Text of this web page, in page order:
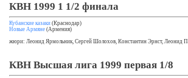
КВН 1999 1 1/2 финала
Кубанские казаки (Краснодар)
Новые Армяне (Армения)
жюри: Леонид Ярмольник, Сергей Шолохов, Константин Эрнст, Леонид
КВН Высшая лига 1999 первая 1/8